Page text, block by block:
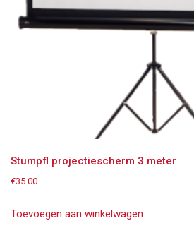
Stumpfl projectiescherm 3 meter
€35.00
Toevoegen aan winkelwagen